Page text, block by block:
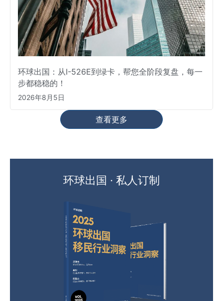
环球出国：从I-526E到绿卡，帮您全阶段复盘，每一
步都稳稳的！
2026年8月5日
查看更多
环球出国 · 私人订制